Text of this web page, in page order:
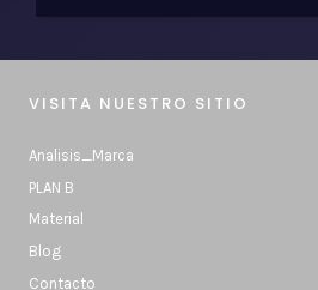
VISITA NUESTRO SITIO
Analisis_Marca
PLAN B
Material
Blog
Contacto